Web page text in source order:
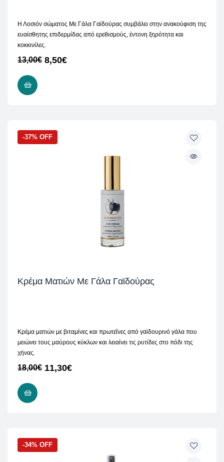
Η Λοσιόν σώματος Με Γάλα Γαϊδούρας συμβάλει στην ανακούφιση της
ευαίσθητης επιδερμίδας από ερεθισμούς, έντονη ξηρότητα και
κοκκινίλες.
13,00€ 8,50€
-37% OFF
Κρέμα Ματιών Με Γάλα Γαϊδούρας
Κρέμα ματιών με βιταμίνες και πρωτεΐνες από γαϊδουρινό γάλα που
μειώνει τους μαύρους κύκλων και λειαίνει τις ρυτίδες στο πόδι της
χήνας.
18,00€ 11,30€
-34% OFF